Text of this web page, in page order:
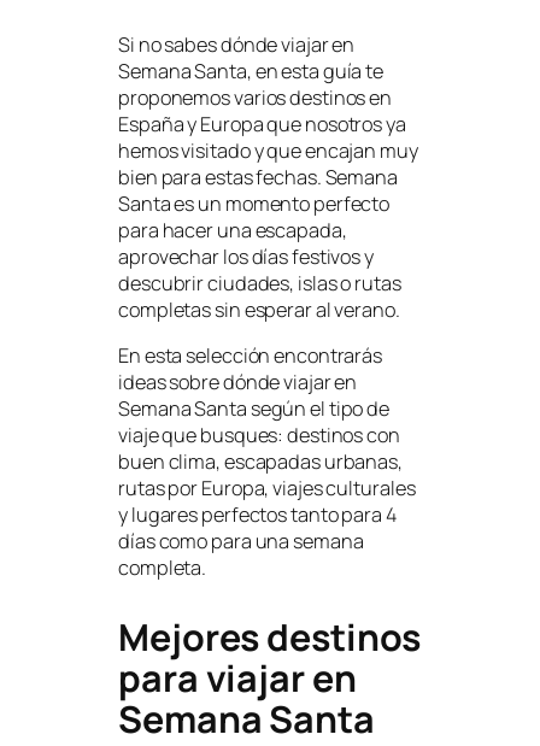
Si no sabes dónde viajar en
Semana Santa, en esta guía te
proponemos varios destinos en
España y Europa que nosotros ya
hemos visitado y que encajan muy
bien para estas fechas. Semana
Santa es un momento perfecto
para hacer una escapada,
aprovechar los días festivos y
descubrir ciudades, islas o rutas
completas sin esperar al verano.
En esta selección encontrarás
ideas sobre dónde viajar en
Semana Santa según el tipo de
viaje que busques: destinos con
buen clima, escapadas urbanas,
rutas por Europa, viajes culturales
y lugares perfectos tanto para 4
días como para una semana
completa.
Mejores destinos
para viajar en
Semana Santa